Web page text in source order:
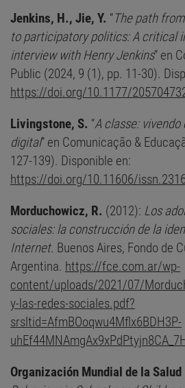
Jenkins, H., Jie, Y. “The path
to participatory politics: A critical
interview with Henry Jenkins” en
Public (2024, 9 (1), pp. 11-30).
https://doi.org/10.1177/
Livingstone, S. “A classe: vivendo
digital” en Comunicação &
127-139). Disponible en:
https://doi.org/10.11606/
Morduchowicz, R. (2012): Los
sociales: la construcción de la
Internet. Buenos Aires, Fondo de
Argentina. https://fce.com.ar/wp-
content/uploads/2021/07/
y-las-redes-sociales.pdf?
srsltid=AfmBOoqwu4Mflx6BDH3P-
Organización Mundial de la Salud